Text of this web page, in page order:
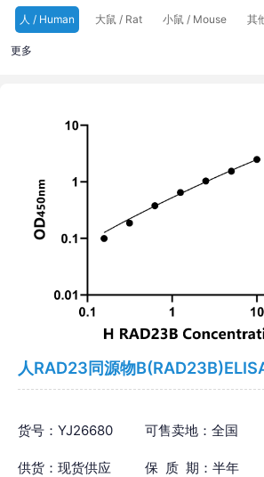
人 / Human
大鼠 / Rat 小鼠 / Mouse 其
更多
人RAD23同源物
货号：YJ26680 可售卖地：全国
供货：现货供应 保 质 期：半年